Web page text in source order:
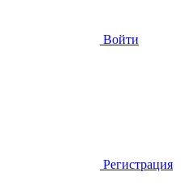
Войти
Регистрация